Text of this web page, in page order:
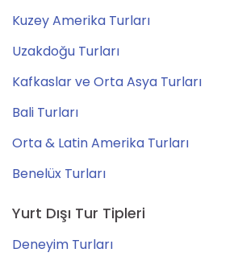
Kuzey Amerika Turları
Uzakdoğu Turları
Kafkaslar ve Orta Asya Turları
Bali Turları
Orta & Latin Amerika Turları
Benelüx Turları
Yurt Dışı Tur Tipleri
Deneyim Turları